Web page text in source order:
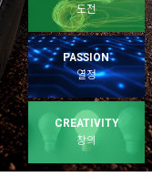
도전
PASSION
열정
CREATIVITY
창의